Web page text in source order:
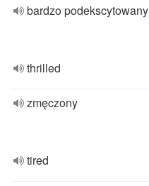
bardzo podekscytowany
thrilled
zmęczony
tired